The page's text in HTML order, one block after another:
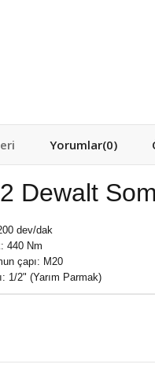
Yorumlar(0)
Dewalt
dev/dak
440 Nm
çapı: M20
1/2" (Yarım Parmak)